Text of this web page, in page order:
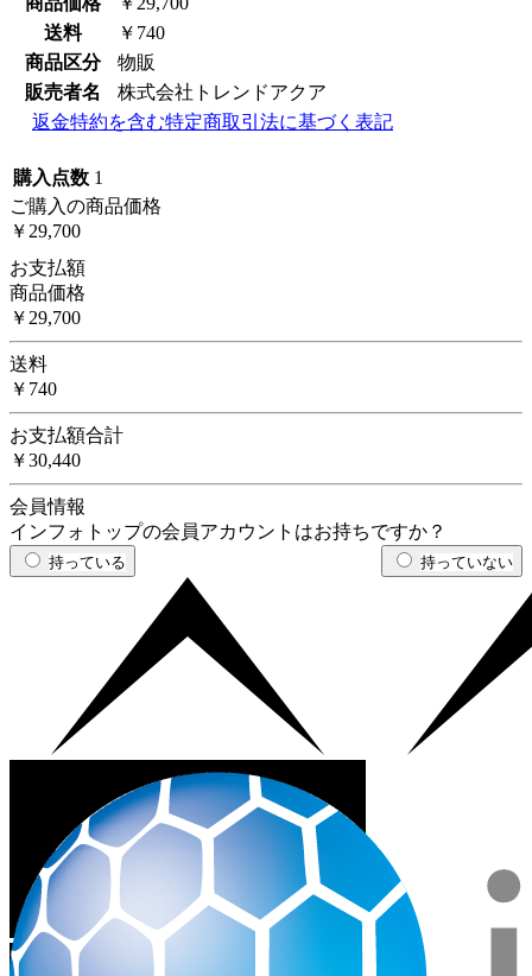
送料
￥740
商品区分
物販
販売者名
株式会社トレンドアクア
返金特約を含む特定商取引法に基づく表記
購入点数 1
ご購入の商品価格
￥29,700
お支払額
商品価格
￥29,700
送料
￥740
お支払額合計
￥30,440
会員情報
インフォトップの会員アカウントはお持ちですか？
持っている 持っていない